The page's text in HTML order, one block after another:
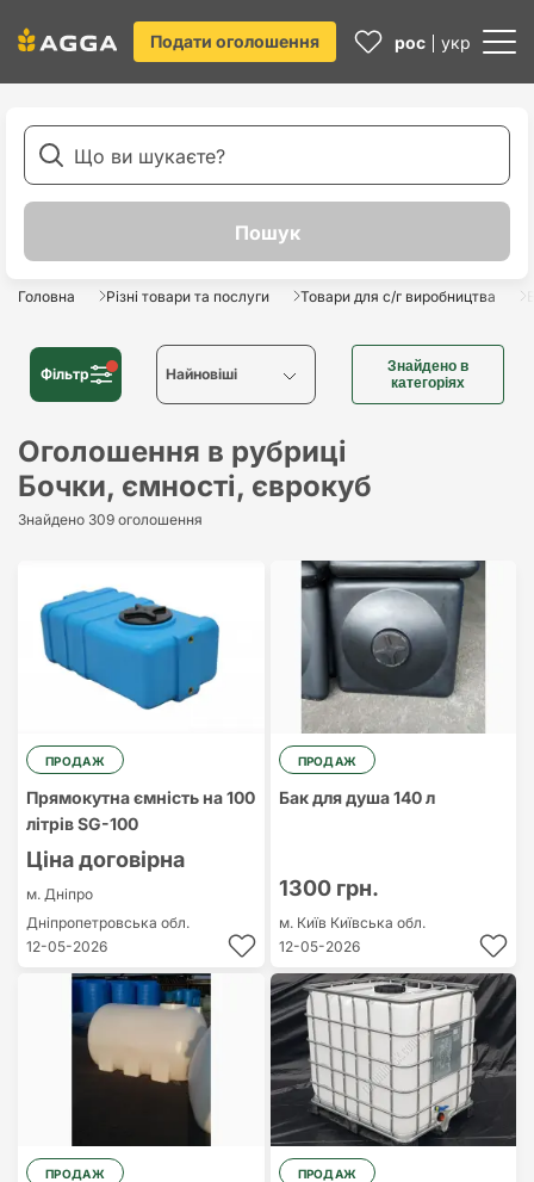
Подати оголошення рос укр
Головна Різні товари та послуги Товари для с/г виробництва
Фільтр Найновіші
Найновіші
Найстаріші
Найдешевший
Знайдено в
категоріях
Оголошення в рубриці
Бочки, ємності, єврокуб
Знайдено 309 оголошення
ПРОДАЖ
Прямокутна ємність на 100
літрів SG-100
Ціна договірна
м. Дніпро
Дніпропетровська обл.
12-05-2026
ПРОДАЖ
Бак для душа 140 л
1300 грн.
м. Київ Київська обл.
12-05-2026
ПРОДАЖ ПРОДАЖ